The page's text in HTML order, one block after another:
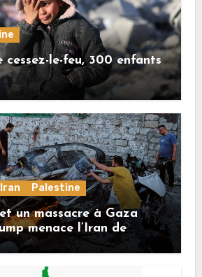
cessez-le-feu, 300 enfants
Iran Palestine
un massacre à Gaza
menace l’Iran de